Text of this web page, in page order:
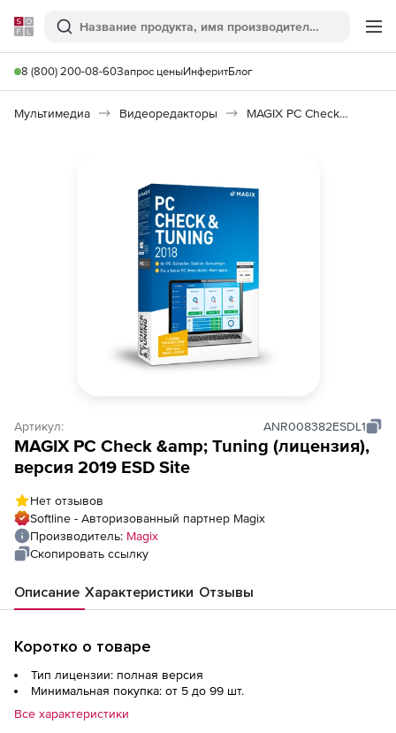
Softline
Поиск
8 (800) 200-08-60Запрос ценыИнферитБлог
Мультимедиа Видеоредакторы MAGIX PC Check & Tuning
Артикул: ANR008382ESDL1
MAGIX PC Check &amp; Tuning (лицензия),
версия 2019 ESD Site
Нет отзывов
Softline - Авторизованный партнер Magix
Производитель: Magix
Скопировать ссылку
Описание Характеристики Отзывы
Коротко о товаре
Тип лицензии: полная версия
Минимальная покупка: от 5 до 99 шт.
Все характеристики